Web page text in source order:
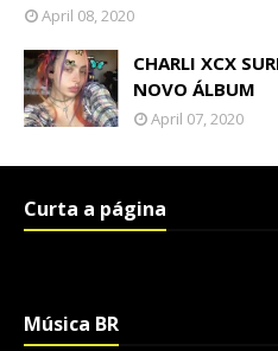
April 08, 2020
CHARLI XCX
NOVO ÁLBUM
April 07, 2020
Curta a página
Música BR